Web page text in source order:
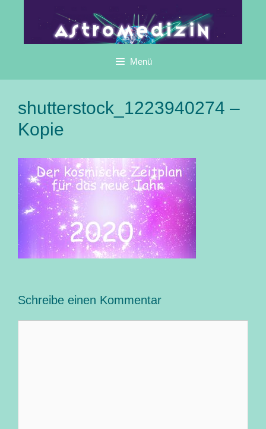
Menü
shutterstock_1223940274 –
Kopie
Schreibe einen Kommentar